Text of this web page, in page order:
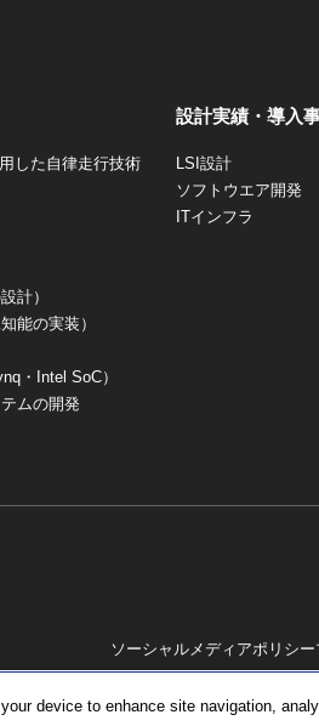
した自律走行技術
計）
能の実装）
・Intel SoC）
ムの開発
設計実績・導入
LSI設計
ソフトウエア開発
ITインフラ
ソーシャルメディアポリシー
device to enhance site navigation,